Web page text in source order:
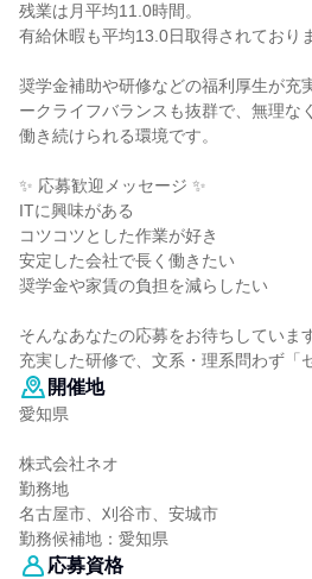
残業は月平均11.0時間。
有給休暇も平均13.0日取得されており
奨学金補助や研修などの福利厚生が充
ークライフバランスも抜群で、無理な
働き続けられる環境です。
✨ 応募歓迎メッセージ ✨
ITに興味がある
コツコツとした作業が好き
安定した会社で長く働きたい
奨学金や家賃の負担を減らしたい
そんなあなたの応募をお待ちしていま
充実した研修で、文系・理系問わず「
開催地
愛知県
株式会社ネオ
勤務地
名古屋市、刈谷市、安城市
勤務候補地：愛知県
応募資格